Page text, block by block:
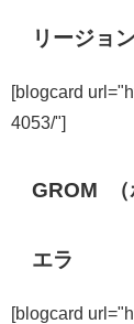
リージョン
[blogcard
4053/"]
GROM （
エラ
[blogcard